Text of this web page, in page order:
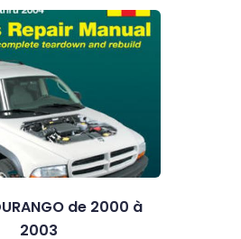
de 2000 à
2003